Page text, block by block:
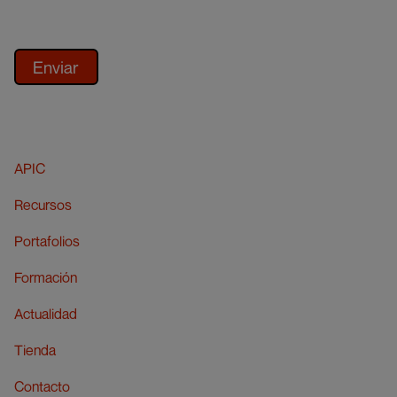
APIC
Recursos
Portafolios
Formación
Actualidad
Tienda
Contacto